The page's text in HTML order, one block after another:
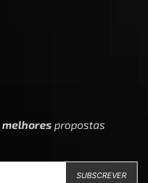
melhores propostas